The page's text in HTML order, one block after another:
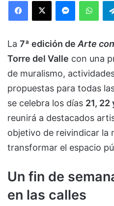
La 7ª edición de Arte
Torre del Valle con una
de muralismo,
propuestas para todas
se celebra los días 21, 22
reunirá a destacados
objetivo de reivindicar la
transformar el espacio
Un fin de
en las calles